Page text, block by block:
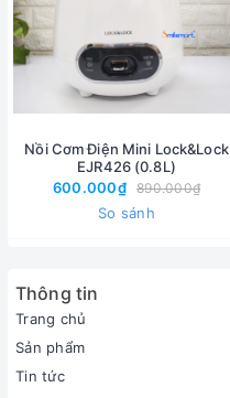
Nồi Cơm Điện Mini Lock&Lock
EJR426 (0.8L)
600.000₫
890.000₫
So sánh
Thông tin
Trang chủ
Sản phẩm
Tin tức